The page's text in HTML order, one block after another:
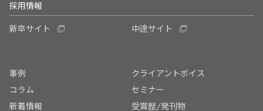
採用情報
新卒サイト 中途サイト
事例
クライアントボイス
コラム
セミナー
新着情報
受賞歴/発刊物